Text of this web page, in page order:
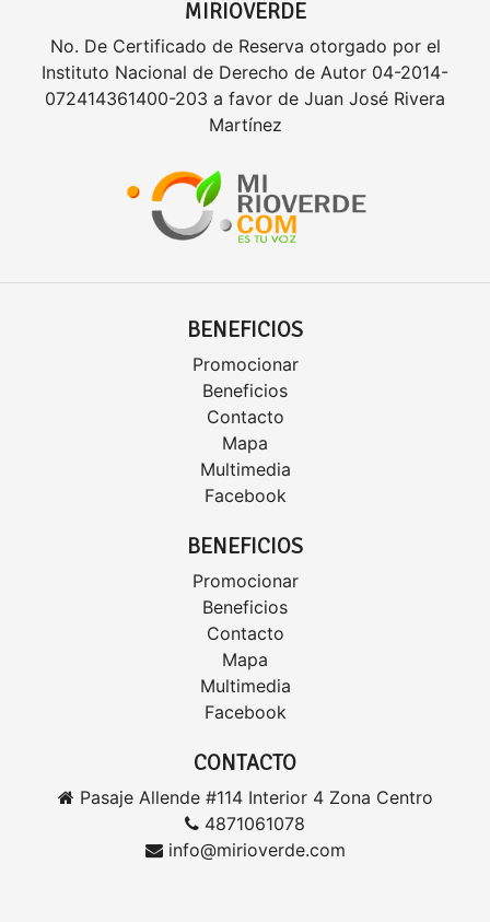
MIRIOVERDE
No. De Certificado de Reserva otorgado por el
Instituto Nacional de Derecho de Autor 04-2014-
072414361400-203 a favor de Juan José Rivera
Martínez
BENEFICIOS
Promocionar
Beneficios
Contacto
Mapa
Multimedia
Facebook
BENEFICIOS
Promocionar
Beneficios
Contacto
Mapa
Multimedia
Facebook
CONTACTO
Pasaje Allende #114 Interior 4 Zona Centro
4871061078
info@mirioverde.com